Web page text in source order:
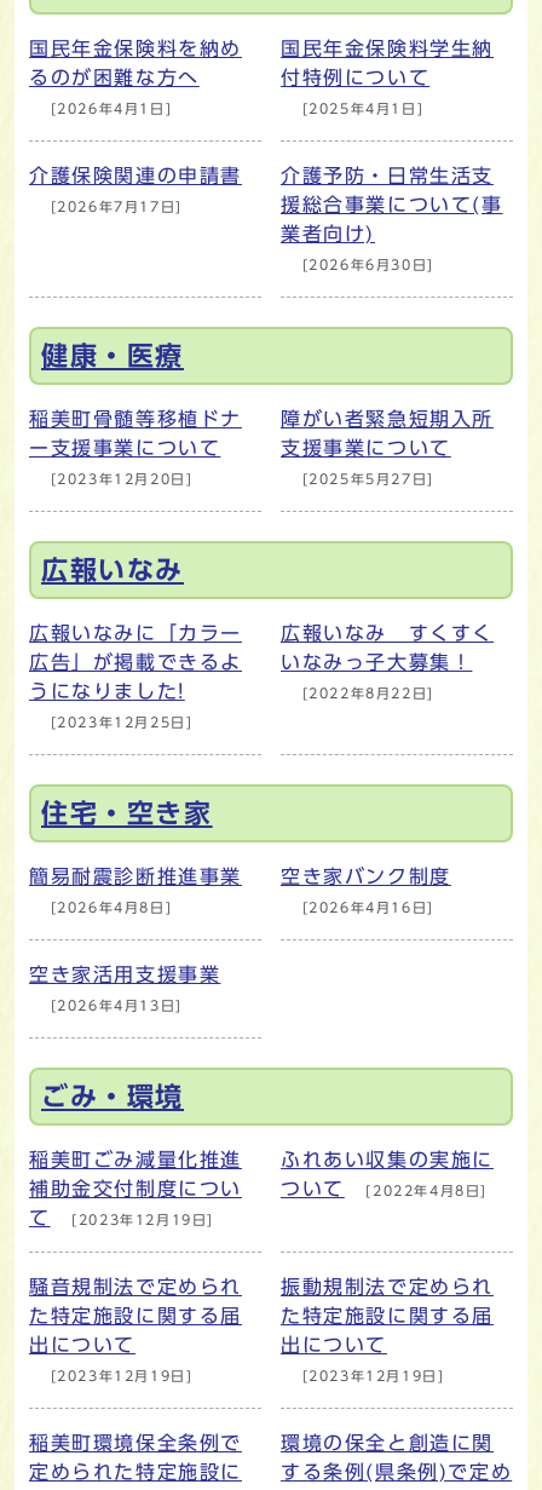
国民年金保険料を納め
るのが困難な方へ
[2026年4月1日]
国民年金保険料学生納
付特例について
[2025年4月1日]
介護保険関連の申請書
[2026年7月17日]
介護予防・日常生活支
援総合事業について(事
業者向け)
[2026年6月30日]
健康・医療
稲美町骨髄等移植ドナ
ー支援事業について
[2023年12月20日]
障がい者緊急短期入所
支援事業について
[2025年5月27日]
広報いなみ
広報いなみに「カラー
広告」が掲載できるよ
うになりました!
[2023年12月25日]
広報いなみ すくすく
いなみっ子大募集！
[2022年8月22日]
住宅・空き家
簡易耐震診断推進事業
[2026年4月8日]
空き家バンク制度
[2026年4月16日]
空き家活用支援事業
[2026年4月13日]
ごみ・環境
稲美町ごみ減量化推進
補助金交付制度につい
て
[2023年12月19日]
ふれあい収集の実施に
ついて
[2022年4月8日]
騒音規制法で定められ
た特定施設に関する届
出について
[2023年12月19日]
振動規制法で定められ
た特定施設に関する届
出について
[2023年12月19日]
稲美町環境保全条例で
定められた特定施設に
環境の保全と創造に関
する条例(県条例)で定め